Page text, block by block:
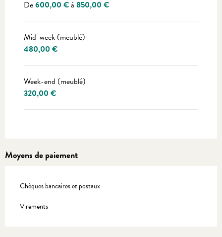
De600,00 €à 850,00 €
Mid-week (meublé)
480,00 €
Week-end (meublé)
320,00 €
Moyens de paiement
Chèques bancaires et postaux
Virements